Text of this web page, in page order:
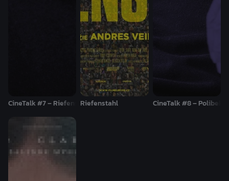
CineTalk #7 – Riefenstahl: Rozhovor s Andresem Veielem
Riefenstahl CineTalk #8 – Polibek: